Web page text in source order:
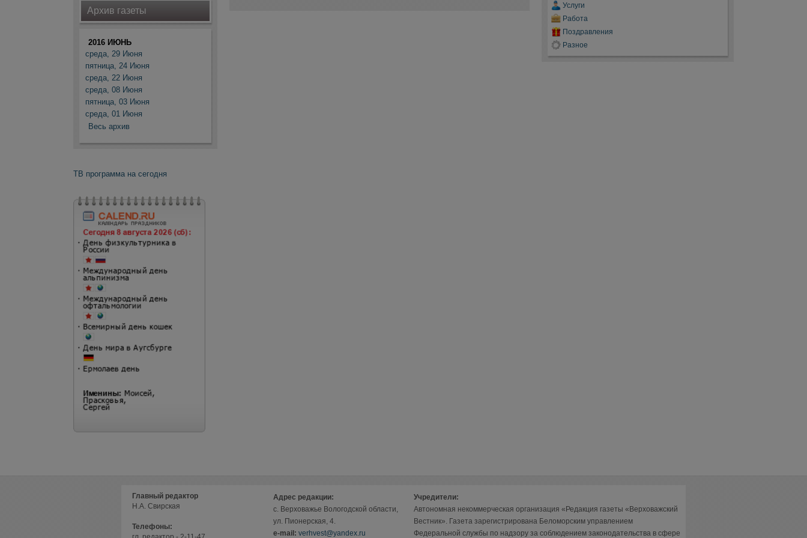
Архив газеты
2016 ИЮНЬ
среда, 29 Июня
пятница, 24 Июня
среда, 22 Июня
среда, 08 Июня
пятница, 03 Июня
среда, 01 Июня
Весь архив
ТВ программа на сегодня
Услуги
Работа
Поздравления
Разное
Главный редактор
Н.А. Свирская
Телефоны:
Адрес редакции:
с. Верховажье Вологодской области,
ул. Пионерская, 4.
е-mail: verhvest@yandex.ru
Учредители:
Автономная некоммерческая организация «Редакция газеты «Верховажский
Вестник». Газета зарегистрирована Беломорским управлением
Федеральной службы по надзору за соблюдением законодательства в сфере